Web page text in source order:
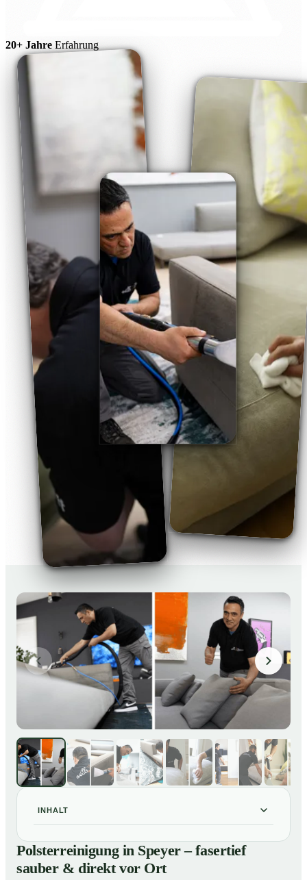
20+ Jahre Erfahrung
INHALT
Polsterreinigung in Speyer – fasertief sauber & direkt
vor Ort
Polsterreinigung in Speyer – fasertief
sauber & direkt vor Ort